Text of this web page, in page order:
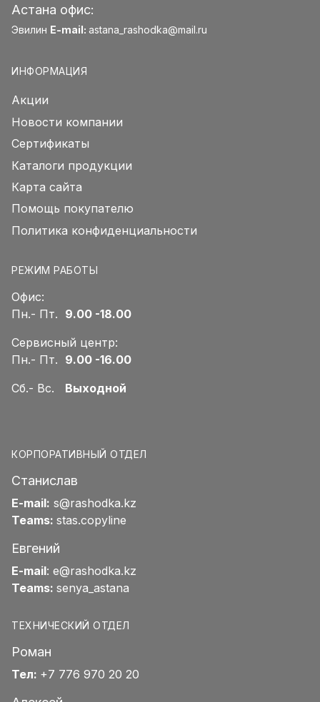
Астана офис:
Эвилин E-mail: astana_rashodka@mail.ru
ИНФОРМАЦИЯ
Акции
Новости компании
Сертификаты
Каталоги продукции
Карта сайта
Помощь покупателю
Политика конфиденциальности
РЕЖИМ РАБОТЫ
Офис:
Пн.- Пт. 9.00 -18.00
Сервисный центр:
Пн.- Пт. 9.00 -16.00
Сб.- Вс. Выходной
КОРПОРАТИВНЫЙ ОТДЕЛ
Станислав
E-mail: s@rashodka.kz
Teams: stas.copyline
Евгений
E-mail: e@rashodka.kz
Teams: senya_astana
ТЕХНИЧЕСКИЙ ОТДЕЛ
Роман
Тел: +7 776 970 20 20